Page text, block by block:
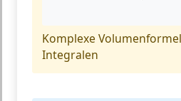
Komplexe
Integralen